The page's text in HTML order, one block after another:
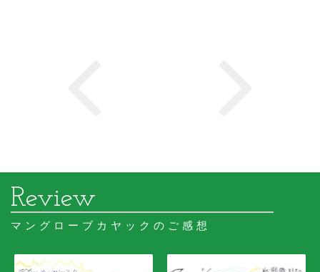
マングローブカヤックのご感想